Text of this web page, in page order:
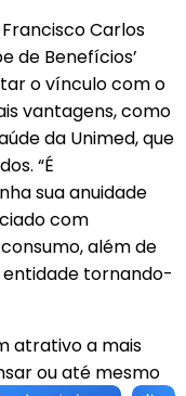
Carlos
de Benefícios’
o vínculo com o
vantagens, como
da Unimed, que
“É
sua anuidade
com
além de
tornando-
atrativo a mais
ou até mesmo